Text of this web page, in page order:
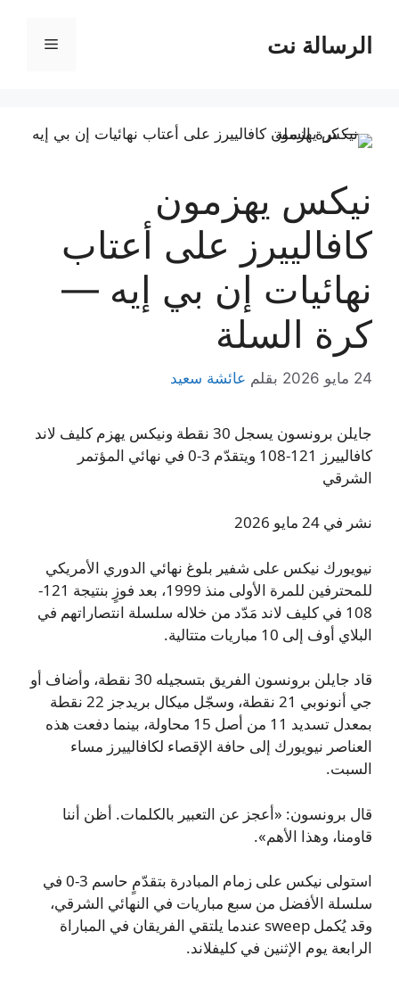
المحتوىالرسالة نت القائمة
نيكس يهزمون
كافالييرز على أعتاب
نهائيات إن بي إيه —
كرة السلة
24 مايو 2026 بقلم عائشة سعيد
جايلن برونسون يسجل 30 نقطة ونيكس يهزم كليف لاند
كافالييرز 121-108 ويتقدّم 3-0 في نهائي المؤتمر
الشرقي
نشر في 24 مايو 2026
نيويورك نيكس على شفير بلوغ نهائي الدوري الأمريكي
للمحترفين للمرة الأولى منذ 1999، بعد فوزٍ بنتيجة 121-
108 في كليف لاند مَدّد من خلاله سلسلة انتصاراتهم في
البلاي أوف إلى 10 مباريات متتالية.
قاد جايلن برونسون الفريق بتسجيله 30 نقطة، وأضاف أو
جي أنونوبي 21 نقطة، وسجّل ميكال بريدجز 22 نقطة
بمعدل تسديد 11 من أصل 15 محاولة، بينما دفعت هذه
العناصر نيويورك إلى حافة الإقصاء لكافالييرز مساء
السبت.
قال برونسون: «أعجز عن التعبير بالكلمات. أظن أننا
قاومنا، وهذا الأهم».
استولى نيكس على زمام المبادرة بتقدّمٍ حاسم 3-0 في
سلسلة الأفضل من سبع مباريات في النهائي الشرقي،
وقد يُكمل sweep عندما يلتقي الفريقان في المباراة
الرابعة يوم الإثنين في كليفلاند.